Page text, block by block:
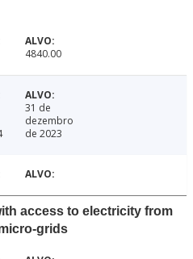
4840.00
31 de
dezembro
de 2023
access to electricity from
grids